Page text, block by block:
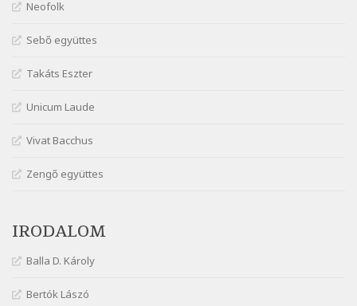
Márai Sándor: Együgyű vers gyorsvonatban
Márai Sándor: Ez a kávéház
Szélkiáltó
Szélkiáltó
Márai Sándor: Hol vagyok?
Szélkiáltó
Márai Sándor: Ujjgyakorlat 8
Márai Sándor: Zsoltár
Neofolk
Sebő együttes
Takáts Eszter
Unicum Laude
Vivat Bacchus
Zengő együttes
IRODALOM
Balla D. Károly
Bertók Lászó